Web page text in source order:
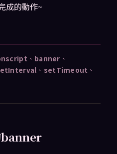
成的動作~
、 banner 、
、 setTimeout 、
banner